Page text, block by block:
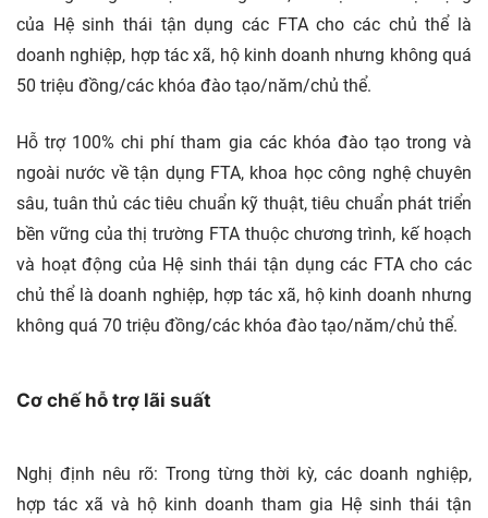
của Hệ sinh thái tận dụng các FTA cho các chủ thể là
doanh nghiệp, hợp tác xã, hộ kinh doanh nhưng không quá
50 triệu đồng/các khóa đào tạo/năm/chủ thể.
Hỗ trợ 100% chi phí tham gia các khóa đào tạo trong và
ngoài nước về tận dụng FTA, khoa học công nghệ chuyên
sâu, tuân thủ các tiêu chuẩn kỹ thuật, tiêu chuẩn phát triển
bền vững của thị trường FTA thuộc chương trình, kế hoạch
và hoạt động của Hệ sinh thái tận dụng các FTA cho các
chủ thể là doanh nghiệp, hợp tác xã, hộ kinh doanh nhưng
không quá 70 triệu đồng/các khóa đào tạo/năm/chủ thể.
Cơ chế hỗ trợ lãi suất
Nghị định nêu rõ: Trong từng thời kỳ, các doanh nghiệp,
hợp tác xã và hộ kinh doanh tham gia Hệ sinh thái tận